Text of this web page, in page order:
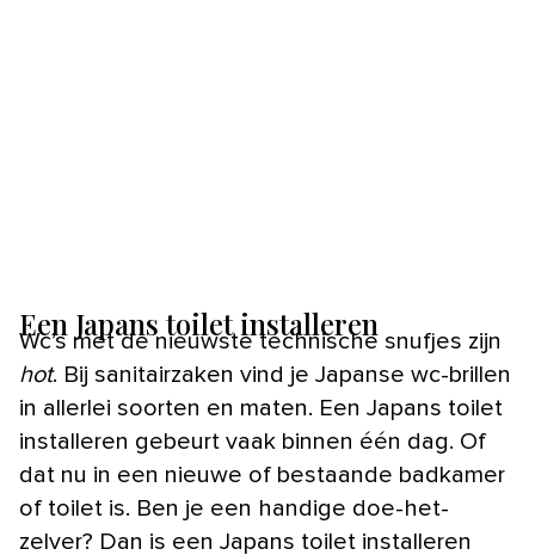
Een Japans toilet installeren
Wc’s met de nieuwste technische snufjes zijn
hot. Bij sanitairzaken vind je Japanse wc-brillen
in allerlei soorten en maten. Een Japans toilet
installeren gebeurt vaak binnen één dag. Of
dat nu in een nieuwe of bestaande badkamer
of toilet is. Ben je een handige doe-het-
zelver? Dan is een Japans toilet installeren